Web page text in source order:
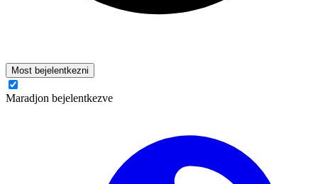
Most bejelentkezni
Maradjon bejelentkezve